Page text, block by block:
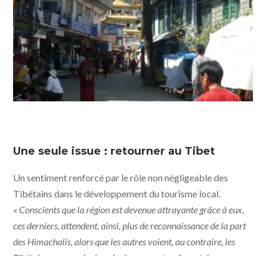
Une seule issue : retourner au Tibet
Un sentiment renforcé par le rôle non négligeable des
Tibétains dans le développement du tourisme local.
«Conscients que la région est devenue attrayante grâce à eux,
ces derniers, attendent, ainsi, plus de reconnaissance de la part
des Himachalis, alors que les autres voient, au contraire, les